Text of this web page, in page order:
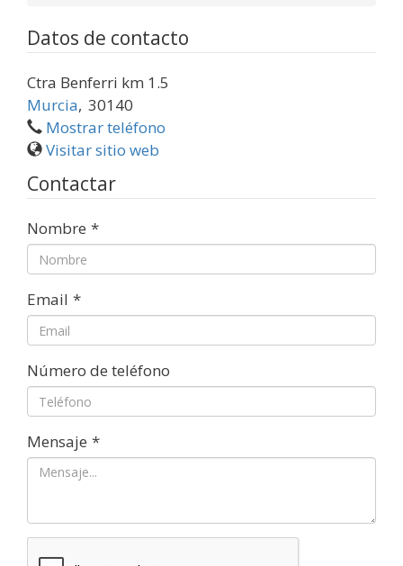
Datos de contacto
Ctra Benferri km 1.5
Murcia, 30140
Mostrar teléfono
Visitar sitio web
Contactar
Nombre *
Email *
Número de teléfono
Mensaje *